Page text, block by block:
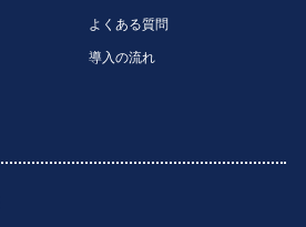
よくある質問
導入の流れ